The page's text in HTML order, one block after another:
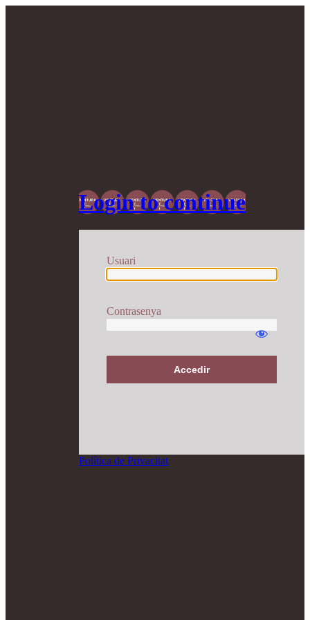
Login to continue
Usuari
Contrasenya
Política de Privacitat